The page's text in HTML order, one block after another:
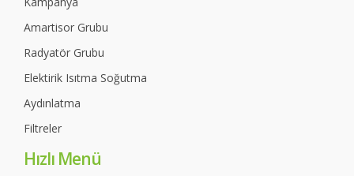
Amartisor Grubu
Radyatör Grubu
Elektirik Isıtma Soğutma
Aydınlatma
Filtreler
Hızlı Menü